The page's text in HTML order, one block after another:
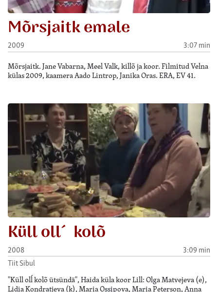
Mõrsjaitk emale
2009 3:07 min
Mõrsjaitk. Jane Vabarna, Meel Valk, killõ ja koor. Filmitud Velna
külas 2009, kaamera Aado Lintrop, Janika Oras. ERA, EV 41.
Küll oll´ kolõ
2008
3:09 min
Tiit Sibul
"Küll olĺ kolõ ütsündä", Haida küla koor Lill: Olga Matvejeva (e),
Lidia Kondratjeva (k), Maria Ossipova, Maria Peterson, Anna